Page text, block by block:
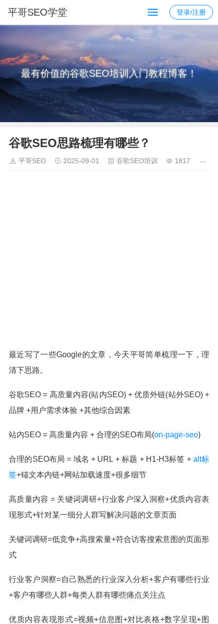
平哥SEO学堂 登录/注册
最有价值的谷歌SEO培训入门教程博客！
谷歌SEO思路梳理有哪些？
平哥SEO 2025-09-01 谷歌SEO培训 1817
最近写了一些Google的文章，今天平哥简单梳理一下，理
清下思路。
谷歌SEO = 高质量内容(站内SEO) + 优质外链(站外SEO) +
品牌 +用户需求体验 +其他综合因素
站内SEO = 高质量内容 + 合理的SEO布局(on-page-seo)
合理的SEO布局 = 域名 + URL + 标题 + H1-H3标签 + alt标
签+锚文本内链+网站加载速度+很多细节
高质量内容 = 关键词调研+行业客户深入洞察+优质内容表
现形式+针对某一细分人群写解决问题的文章页面
关键词调研=低竞争+高搜索量+符合访客搜索意图的页面形
式
行业客户洞察=自己熟悉的行业深入分析+客户有哪些行业
+客户有哪些人群+每类人群有哪些痛点关注点
优质内容表现形式=视频+信息图+对比表格+数字呈现+图